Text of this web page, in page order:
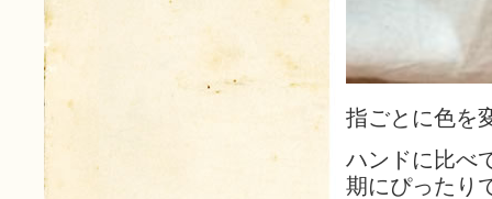
指ごとに色を
ハンドに比べ
期にぴったり